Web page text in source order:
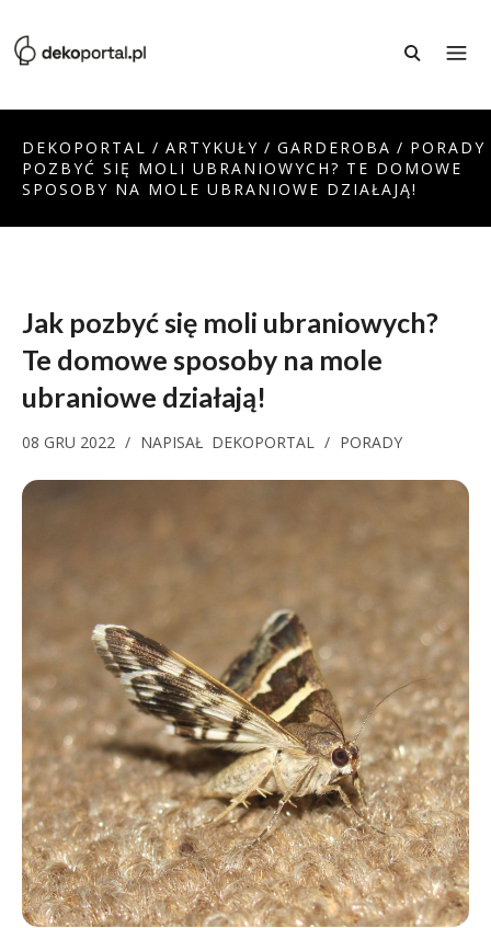
DEKOPORTAL / ARTYKUŁY / GARDEROBA / PORADY
POZBYĆ SIĘ MOLI UBRANIOWYCH? TE DOMOWE
SPOSOBY NA MOLE UBRANIOWE DZIAŁAJĄ!
Jak pozbyć się moli ubraniowych?
Te domowe sposoby na mole
ubraniowe działają!
08 GRU 2022 / NAPISAŁ DEKOPORTAL / PORADY